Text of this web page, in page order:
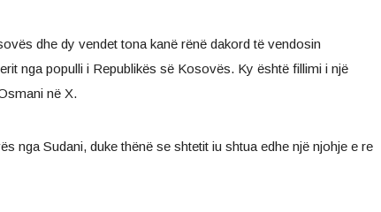
dhe dy vendet tona kanë rënë dakord të vendosin
nga populli i Republikës së Kosovës. Ky është fillimi i një
në X.
nga Sudani, duke thënë se shtetit iu shtua edhe një njohje e re